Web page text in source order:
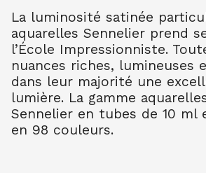
7.90€ TTC 7.89 € TTC
AQUARELLE EXTRA
TER SIEN BR 211
7.90€ TTC 7.89€ TTC
AQUARELLE EXTRA
TERRE VERT NAT 213
7.90 € TTC 7.89 € TTC
La luminosité satinée
aquarelles Sennelier prend
l’École Impressionniste.
nuances riches, lumineuses
dans leur majorité une
lumière. La gamme
Sennelier en tubes de 10 ml
en 98 couleurs.